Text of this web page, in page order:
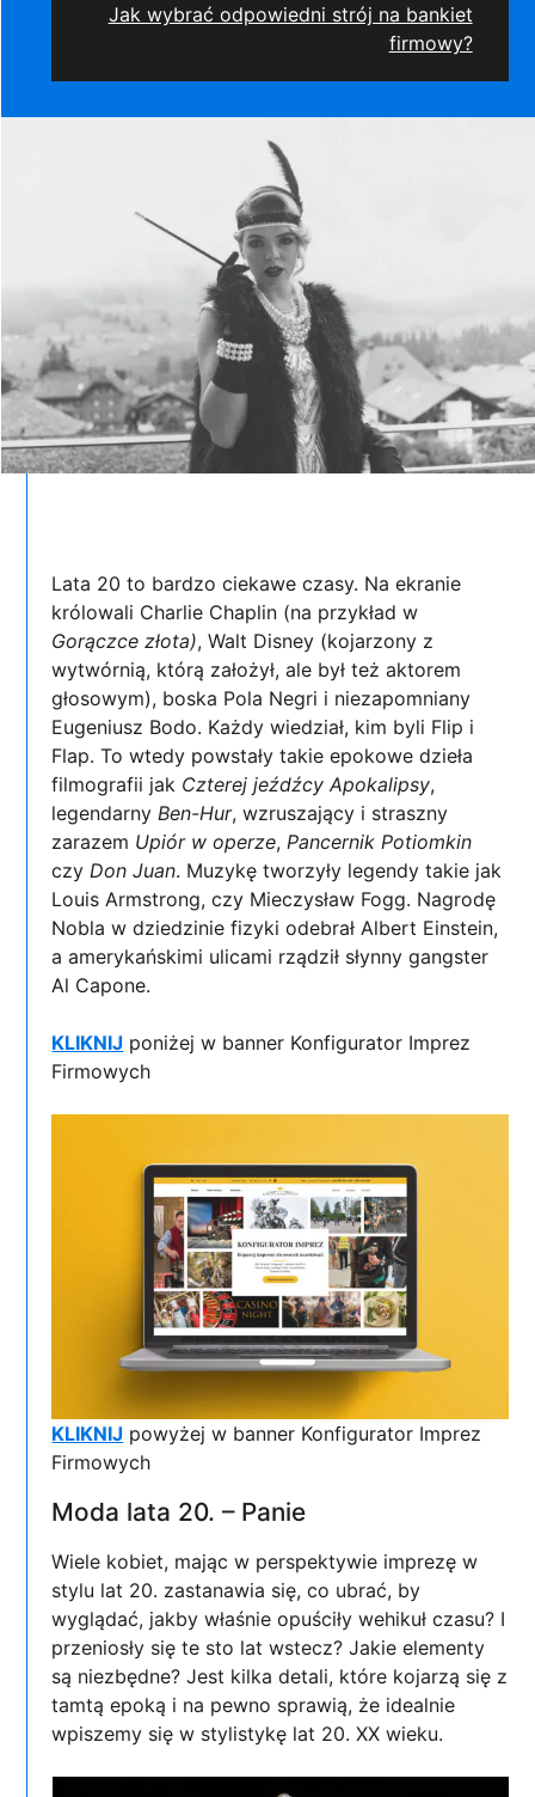
Jak wybrać odpowiedni strój na bankiet
firmowy?
Lata 20 to bardzo ciekawe czasy. Na ekranie
królowali Charlie Chaplin (na przykład w
Gorączce złota), Walt Disney (kojarzony z
wytwórnią, którą założył, ale był też aktorem
głosowym), boska Pola Negri i niezapomniany
Eugeniusz Bodo. Każdy wiedział, kim byli Flip i
Flap. To wtedy powstały takie epokowe dzieła
filmografii jak Czterej jeźdźcy Apokalipsy,
legendarny Ben-Hur, wzruszający i straszny
zarazem Upiór w operze, Pancernik Potiomkin
czy Don Juan. Muzykę tworzyły legendy takie jak
Louis Armstrong, czy Mieczysław Fogg. Nagrodę
Nobla w dziedzinie fizyki odebrał Albert Einstein,
a amerykańskimi ulicami rządził słynny gangster
Al Capone.
KLIKNIJ poniżej w banner Konfigurator Imprez
Firmowych
KLIKNIJ powyżej w banner Konfigurator Imprez
Firmowych
Moda lata 20. – Panie
Wiele kobiet, mając w perspektywie imprezę w
stylu lat 20. zastanawia się, co ubrać, by
wyglądać, jakby właśnie opuściły wehikuł czasu? I
przeniosły się te sto lat wstecz? Jakie elementy
są niezbędne? Jest kilka detali, które kojarzą się z
tamtą epoką i na pewno sprawią, że idealnie
wpiszemy się w stylistykę lat 20. XX wieku.